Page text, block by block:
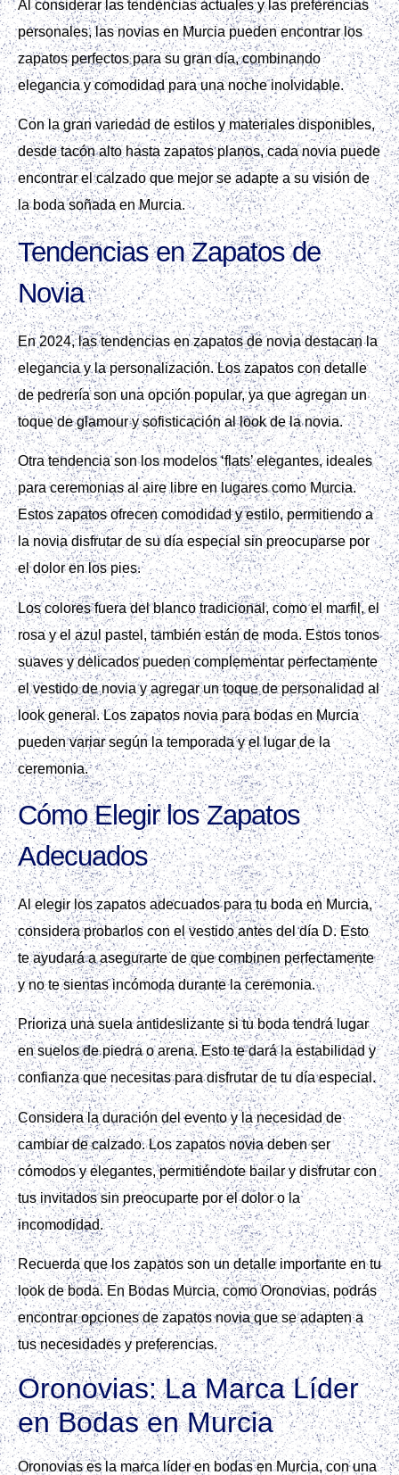
Al considerar las tendencias actuales y las preferencias
personales, las novias en Murcia pueden encontrar los
zapatos perfectos para su gran día, combinando
elegancia y comodidad para una noche inolvidable.
Con la gran variedad de estilos y materiales disponibles,
desde tacón alto hasta zapatos planos, cada novia puede
encontrar el calzado que mejor se adapte a su visión de
la boda soñada en Murcia.
Tendencias en Zapatos de
Novia
En 2024, las tendencias en zapatos de novia destacan la
elegancia y la personalización. Los zapatos con detalle
de pedrería son una opción popular, ya que agregan un
toque de glamour y sofisticación al look de la novia.
Otra tendencia son los modelos ‘flats’ elegantes, ideales
para ceremonias al aire libre en lugares como Murcia.
Estos zapatos ofrecen comodidad y estilo, permitiendo a
la novia disfrutar de su día especial sin preocuparse por
el dolor en los pies.
Los colores fuera del blanco tradicional, como el marfil, el
rosa y el azul pastel, también están de moda. Estos tonos
suaves y delicados pueden complementar perfectamente
el vestido de novia y agregar un toque de personalidad al
look general. Los zapatos novia para bodas en Murcia
pueden variar según la temporada y el lugar de la
ceremonia.
Cómo Elegir los Zapatos
Adecuados
Al elegir los zapatos adecuados para tu boda en Murcia,
considera probarlos con el vestido antes del día D. Esto
te ayudará a asegurarte de que combinen perfectamente
y no te sientas incómoda durante la ceremonia.
Prioriza una suela antideslizante si tu boda tendrá lugar
en suelos de piedra o arena. Esto te dará la estabilidad y
confianza que necesitas para disfrutar de tu día especial.
Considera la duración del evento y la necesidad de
cambiar de calzado. Los zapatos novia deben ser
cómodos y elegantes, permitiéndote bailar y disfrutar con
tus invitados sin preocuparte por el dolor o la
incomodidad.
Recuerda que los zapatos son un detalle importante en tu
look de boda. En Bodas Murcia, como Oronovias, podrás
encontrar opciones de zapatos novia que se adapten a
tus necesidades y preferencias.
Oronovias: La Marca Líder
en Bodas en Murcia
Oronovias es la marca líder en bodas en Murcia, con una